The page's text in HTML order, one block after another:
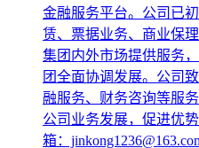
金融服务平台。公司已
赁、票据业务、商业保
集团内外市场提供服务
团全面协调发展。公司
融服务、财务咨询等服
公司业务发展，促进优
箱：